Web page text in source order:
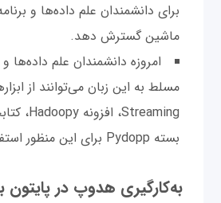
برای دانشمندان علم داده‌ها و
ماشین گسترش دهد.
امروزه دانشمندان علم داده‌ها
بسته Pydopp برای این منظور استفاده کنند.
به‌کارگیری هدوپ در پایتون